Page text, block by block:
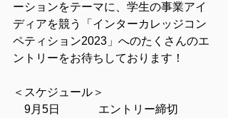
ーションをテーマに、学生の事業アイ
ディアを競う「インターカレッジコン
ペティション2023」へのたくさんのエ
ントリーをお待ちしております！
＜スケジュール＞
9月5日　	エントリー締切